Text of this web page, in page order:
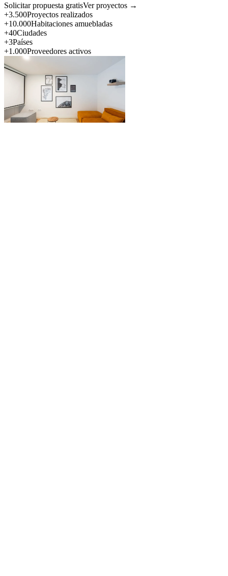
Solicitar propuesta gratisVer proyectos →
+3.500Proyectos realizados
+10.000Habitaciones amuebladas
+40Ciudades
+3Países
+1.000Proveedores activos